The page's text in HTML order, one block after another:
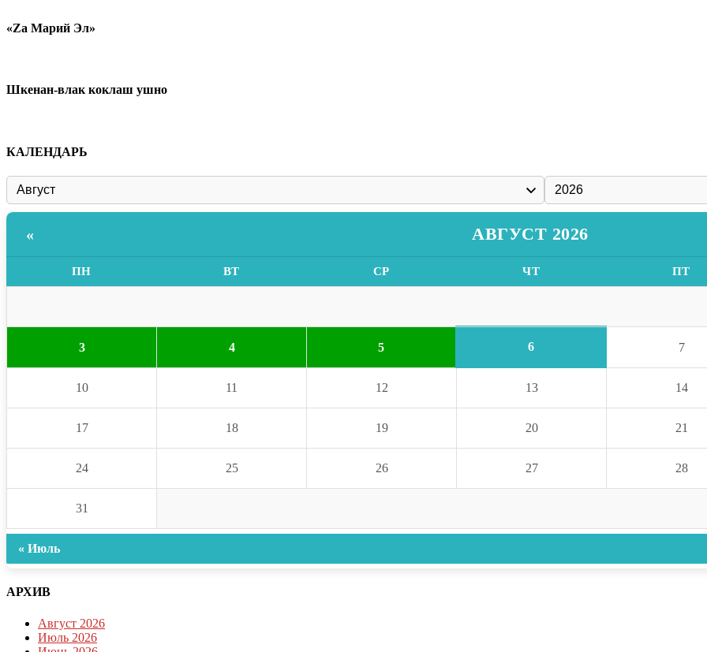
«Zа Марий Эл»
Шкенан-влак коклаш ушно
КАЛЕНДАРЬ
« АВГУСТ 2026
ПН ВТ СР ЧТ ПТ
3 4 5 6 7
10 11 12 13 14
17 18 19 20 21
24 25 26 27 28
31
« Июль
АРХИВ
Август 2026
Июль 2026